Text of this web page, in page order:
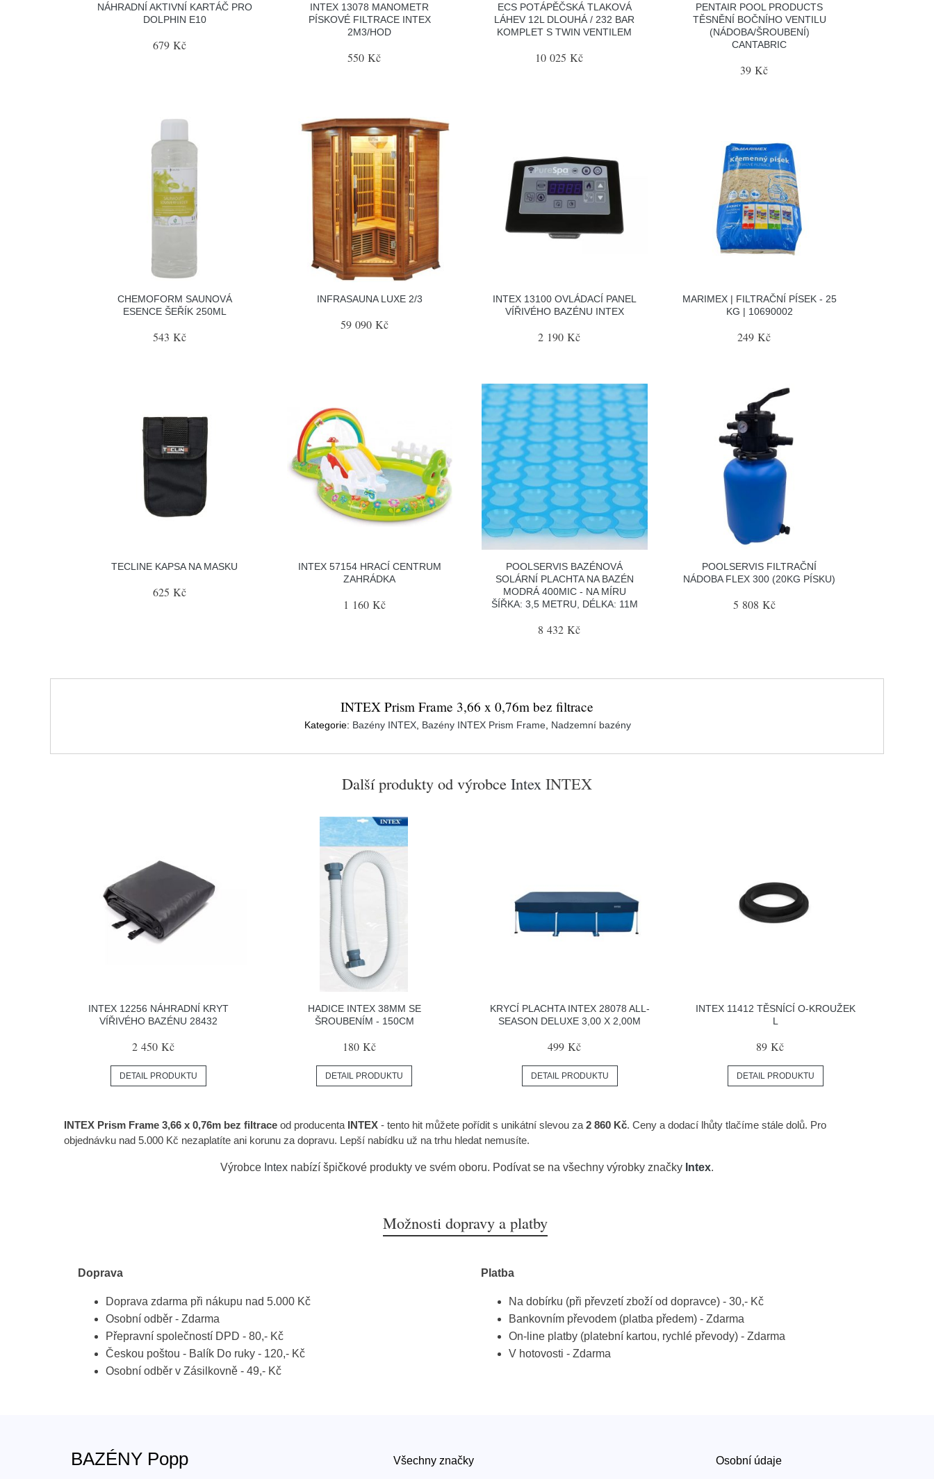
NÁHRADNÍ AKTIVNÍ KARTÁČ PRO
DOLPHIN E10
679 Kč
INTEX 13078 MANOMETR
PÍSKOVÉ FILTRACE INTEX
2M3/HOD
550 Kč
ECS POTÁPĚČSKÁ TLAKOVÁ
LÁHEV 12L DLOUHÁ / 232 BAR
KOMPLET S TWIN VENTILEM
10 025 Kč
PENTAIR POOL PRODUCTS
TĚSNĚNÍ BOČNÍHO VENTILU
(NÁDOBA/ŠROUBENÍ)
CANTABRIC
39 Kč
CHEMOFORM SAUNOVÁ
ESENCE ŠEŘÍK 250ML
543 Kč
INFRASAUNA LUXE 2/3
59 090 Kč
INTEX 13100 OVLÁDACÍ PANEL
VÍŘIVÉHO BAZÉNU INTEX
2 190 Kč
MARIMEX | FILTRAČNÍ PÍSEK - 25
KG | 10690002
249 Kč
TECLINE KAPSA NA MASKU
625 Kč
INTEX 57154 HRACÍ CENTRUM
ZAHRÁDKA
1 160 Kč
POOLSERVIS BAZÉNOVÁ
SOLÁRNÍ PLACHTA NA BAZÉN
MODRÁ 400MIC - NA MÍRU
ŠÍŘKA: 3,5 METRU, DÉLKA: 11M
8 432 Kč
POOLSERVIS FILTRAČNÍ
NÁDOBA FLEX 300 (20KG PÍSKU)
5 808 Kč
INTEX Prism Frame 3,66 x 0,76m bez filtrace
Kategorie: Bazény INTEX Bazény INTEX Prism Frame Nadzemní bazény
Další produkty od výrobce Intex INTEX
INTEX 12256 NÁHRADNÍ KRYT
VÍŘIVÉHO BAZÉNU 28432
2 450 Kč
DETAIL PRODUKTU
HADICE INTEX 38MM SE
ŠROUBENÍM - 150CM
180 Kč
DETAIL PRODUKTU
KRYCÍ PLACHTA INTEX 28078 ALL-
SEASON DELUXE 3,00 X 2,00M
499 Kč
DETAIL PRODUKTU
INTEX 11412 TĚSNÍCÍ O-KROUŽEK
L
89 Kč
DETAIL PRODUKTU
INTEX Prism Frame 3,66 x 0,76m bez filtrace od producenta INTEX - tento hit můžete pořídit s unikátní slevou za 2 860 Kč. Ceny a dodací lhůty tlačíme stále dolů. Pro
objednávku nad 5.000 Kč nezaplatíte ani korunu za dopravu. Lepší nabídku už na trhu hledat nemusíte.
Výrobce Intex nabízí špičkové produkty ve svém oboru. Podívat se na všechny výrobky značky Intex.
Možnosti dopravy a platby
Doprava
Doprava zdarma při nákupu nad 5.000 Kč
Osobní odběr - Zdarma
Přepravní společností DPD - 80,- Kč
Českou poštou - Balík Do ruky - 120,- Kč
Osobní odběr v Zásilkovně - 49,- Kč
Platba
Na dobírku (při převzetí zboží od dopravce) - 30,- Kč
Bankovním převodem (platba předem) - Zdarma
On-line platby (platební kartou, rychlé převody) - Zdarma
V hotovosti - Zdarma
BAZÉNY Popp Všechny značky Osobní údaje